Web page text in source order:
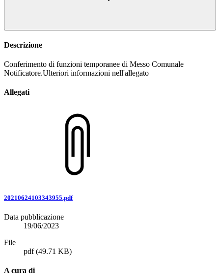
Descrizione
Conferimento di funzioni temporanee di Messo Comunale
Notificatore.Ulteriori informazioni nell'allegato
Allegati
20210624103343955.pdf
Data pubblicazione
19/06/2023
File
pdf(49.71 KB)
A cura di